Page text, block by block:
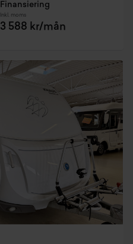
Finansiering
Inkl. moms
3 588 kr/mån